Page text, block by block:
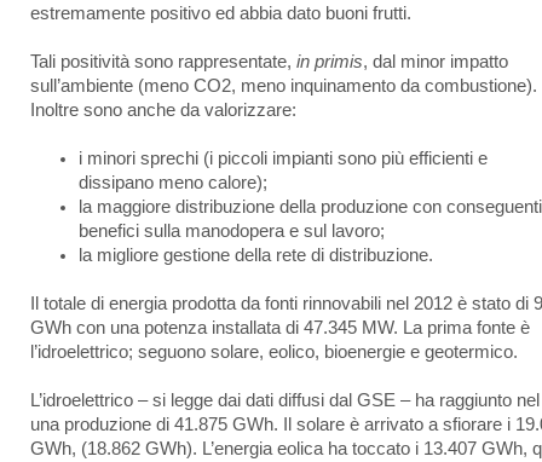
estremamente positivo ed abbia dato buoni frutti.
Tali positività sono rappresentate, in primis, dal minor impatto
sull’ambiente (meno CO2, meno inquinamento da combustione).
Inoltre sono anche da valorizzare:
i minori sprechi (i piccoli impianti sono più efficienti e
dissipano meno calore);
la maggiore distribuzione della produzione con conseguenti
benefici sulla manodopera e sul lavoro;
la migliore gestione della rete di distribuzione.
Il totale di energia prodotta da fonti rinnovabili nel 2012 è stato di
GWh con una potenza installata di 47.345 MW. La prima fonte è
l’idroelettrico; seguono solare, eolico, bioenergie e geotermico.
L’idroelettrico – si legge dai dati diffusi dal GSE – ha raggiunto
una produzione di 41.875 GWh. Il solare è arrivato a sfiorare i
GWh, (18.862 GWh). L’energia eolica ha toccato i 13.407 GWh,